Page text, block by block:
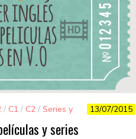
/ C1 / C2 / Series y
13/07/2015
y series